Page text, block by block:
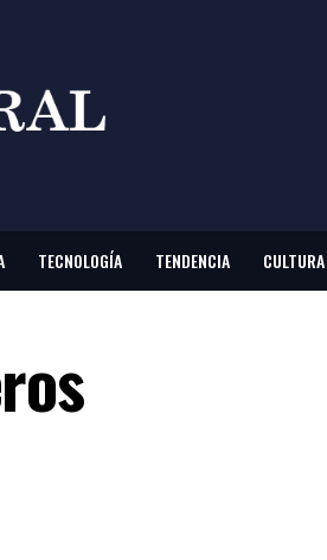
TECNOLOGÍA TENDENCIA CULTURA